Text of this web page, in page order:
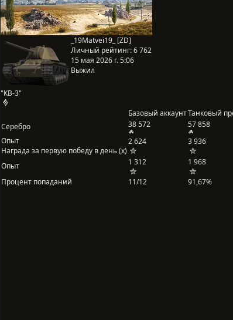
"КВ-3"
_19Matvei19_ [ZD]
Личный рейтинг:6 762
15 мая 2026 г. 5:06
Выжил
Базовый аккаунтТанковый
Серебро
38 572
57 858
Опыт
Награда за первую победу в день (x)
2 624 3 936
Опыт 1 312
1 968
Процент попаданий
11/12 91,67%